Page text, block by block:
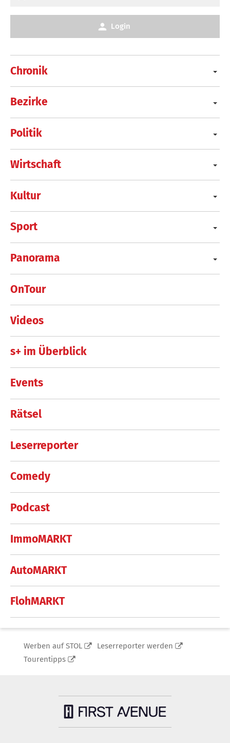
Chronik
Bezirke
Politik
Wirtschaft
Kultur
Sport
Panorama
OnTour
Videos
s+ im Überblick
Events
Rätsel
Leserreporter
Comedy
Podcast
ImmoMARKT
AutoMARKT
FlohMARKT
Login
Werben auf STOL
Leserreporter werden
Tourentipps